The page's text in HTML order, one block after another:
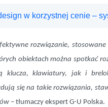
w korzystnej cenie –
rozwiązanie,
obiektach można spotkać
klucza, klawiatury, jak i
się na takie rozwiązania,
– tłumaczy ekspert G-U Polska.